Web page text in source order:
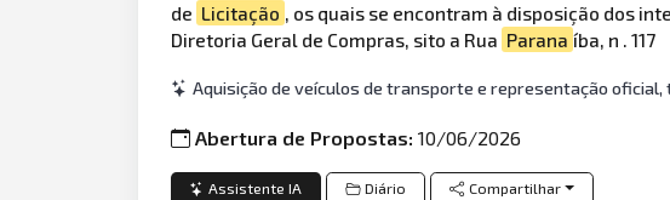
de Licitação , os quais se encontram à disposição dos
Diretoria Geral de Compras, sito a Rua Parana íba, n . 117
Aquisição de veículos de transporte e representação oficial,
Abertura de Propostas:10/06/2026
Assistente IA Diário Compartilhar